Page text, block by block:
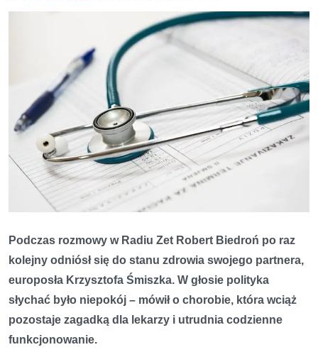
Podczas rozmowy w Radiu Zet Robert Biedroń po raz
kolejny odniósł się do stanu zdrowia swojego partnera,
europosła Krzysztofa Śmiszka. W głosie polityka
słychać było niepokój – mówił o chorobie, która wciąż
pozostaje zagadką dla lekarzy i utrudnia codzienne
funkcjonowanie.